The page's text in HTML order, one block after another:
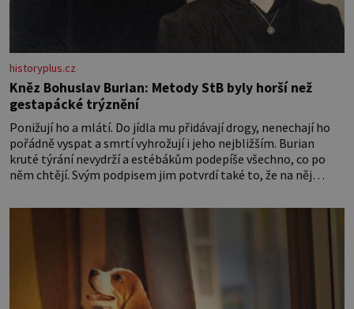
historyplus.cz
Kněz Bohuslav Burian: Metody StB byly horší než
gestapácké trýznění
Ponižují ho a mlátí. Do jídla mu přidávají drogy, nenechají ho
pořádně vyspat a smrtí vyhrožují i jeho nejbližším. Burian
kruté týrání nevydrží a estébákům podepíše všechno, co po
něm chtějí. Svým podpisem jim potvrdí také to, že na něj
Syn brněnského řezníka chce být knězem a